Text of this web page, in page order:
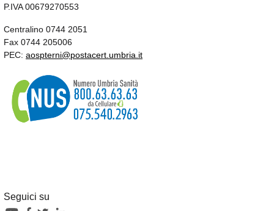
P.IVA 00679270553
Centralino 0744 2051
Fax 0744 205006
PEC: aospterni@postacert.umbria.it
Seguici su